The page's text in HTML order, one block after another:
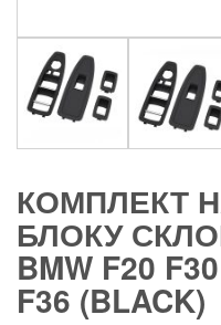
КОМПЛЕКТ
БЛОКУ
BMW F20
F36 (BLACK)